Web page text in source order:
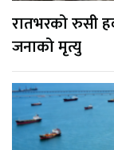
रातभरको रुसी
जनाको मृत्यु